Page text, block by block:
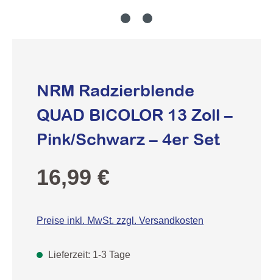
NRM Radzierblende
QUAD BICOLOR 13 Zoll –
Pink/Schwarz – 4er Set
Regulärer Preis:
16,99 €
Preise inkl. MwSt. zzgl. Versandkosten
Lieferzeit: 1-3 Tage